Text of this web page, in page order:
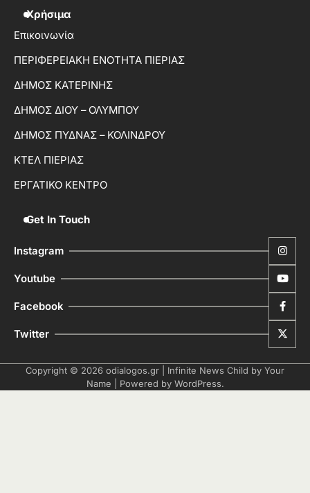
Χρήσιμα
Επικοινωνία
ΠΕΡΙΦΕΡΕΙΑΚΗ ΕΝΟΤΗΤΑ ΠΙΕΡΙΑΣ
ΔΗΜΟΣ ΚΑΤΕΡΙΝΗΣ
ΔΗΜΟΣ ΔΙΟΥ – ΟΛΥΜΠΟΥ
ΔΗΜΟΣ ΠΥΔΝΑΣ – ΚΟΛΙΝΔΡΟΥ
ΚΤΕΛ ΠΙΕΡΙΑΣ
ΕΡΓΑΤΙΚΟ ΚΕΝΤΡΟ
Get In Touch
Instagram
Youtube
Facebook
Twitter
Copyright © 2026 odialogos.gr | Infinite News Child by Your
Name | Powered by WordPress.